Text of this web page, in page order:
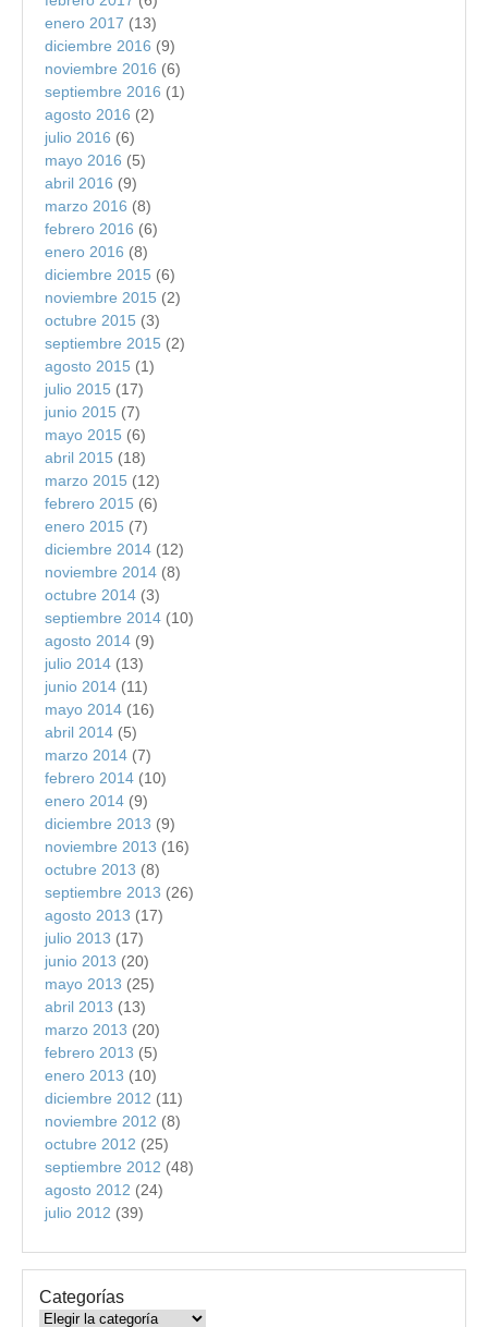
enero 2017 (13)
diciembre 2016 (9)
noviembre 2016 (6)
septiembre 2016 (1)
agosto 2016 (2)
julio 2016 (6)
mayo 2016 (5)
abril 2016 (9)
marzo 2016 (8)
febrero 2016 (6)
enero 2016 (8)
diciembre 2015 (6)
noviembre 2015 (2)
octubre 2015 (3)
septiembre 2015 (2)
agosto 2015 (1)
julio 2015 (17)
junio 2015 (7)
mayo 2015 (6)
abril 2015 (18)
marzo 2015 (12)
febrero 2015 (6)
enero 2015 (7)
diciembre 2014 (12)
noviembre 2014 (8)
octubre 2014 (3)
septiembre 2014 (10)
agosto 2014 (9)
julio 2014 (13)
junio 2014 (11)
mayo 2014 (16)
abril 2014 (5)
marzo 2014 (7)
febrero 2014 (10)
enero 2014 (9)
diciembre 2013 (9)
noviembre 2013 (16)
octubre 2013 (8)
septiembre 2013 (26)
agosto 2013 (17)
julio 2013 (17)
junio 2013 (20)
mayo 2013 (25)
abril 2013 (13)
marzo 2013 (20)
febrero 2013 (5)
enero 2013 (10)
diciembre 2012 (11)
noviembre 2012 (8)
octubre 2012 (25)
septiembre 2012 (48)
agosto 2012 (24)
julio 2012 (39)
Categorías
Categorías